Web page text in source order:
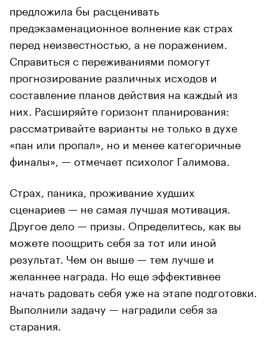
предложила бы расценивать
предэкзаменационное волнение как страх
перед неизвестностью, а не поражением.
Справиться с переживаниями помогут
прогнозирование различных исходов и
составление планов действия на каждый из
них. Расширяйте горизонт планирования:
рассматривайте варианты не только в духе
«пан или пропал», но и менее категоричные
финалы», — отмечает психолог Галимова.
Страх, паника, проживание худших
сценариев — не самая лучшая мотивация.
Другое дело — призы. Определитесь, как вы
можете поощрить себя за тот или иной
результат. Чем он выше — тем лучше и
желаннее награда. Но еще эффективнее
начать радовать себя уже на этапе подготовки.
Выполнили задачу — наградили себя за
старания.